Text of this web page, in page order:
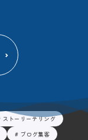
ストーリーテリング
ブログ集客